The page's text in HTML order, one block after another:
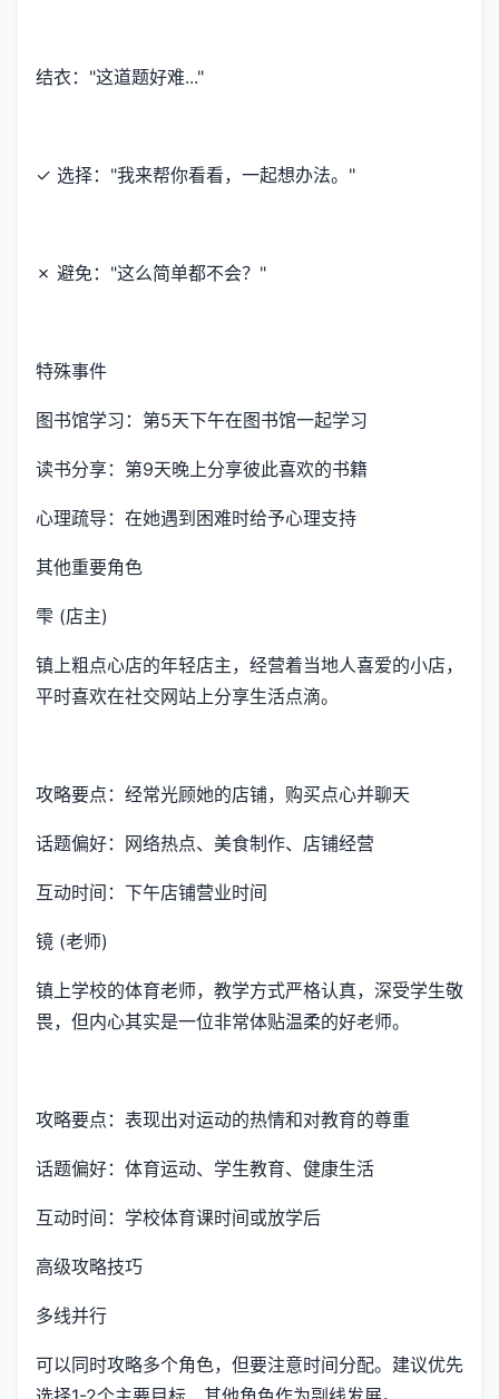
结衣："这道题好难..."
✓ 选择："我来帮你看看，一起想办法。"
✗ 避免："这么简单都不会？"
特殊事件
图书馆学习：第5天下午在图书馆一起学习
读书分享：第9天晚上分享彼此喜欢的书籍
心理疏导：在她遇到困难时给予心理支持
其他重要角色
雫 (店主)
镇上粗点心店的年轻店主，经营着当地人喜爱的小店，
平时喜欢在社交网站上分享生活点滴。
攻略要点：经常光顾她的店铺，购买点心并聊天
话题偏好：网络热点、美食制作、店铺经营
互动时间：下午店铺营业时间
镜 (老师)
镇上学校的体育老师，教学方式严格认真，深受学生敬
畏，但内心其实是一位非常体贴温柔的好老师。
攻略要点：表现出对运动的热情和对教育的尊重
话题偏好：体育运动、学生教育、健康生活
互动时间：学校体育课时间或放学后
高级攻略技巧
多线并行
可以同时攻略多个角色，但要注意时间分配。建议优先